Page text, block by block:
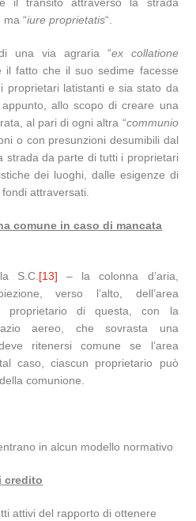
ma “iure proprietatis“.
una via agraria “ex collatione
il fatto che il suo sedime facesse
proprietari latistanti e sia stato da
allo scopo di creare una
al pari di ogni altra “communio
o con presunzioni desumibili dal
strada da parte di tutti i proprietari
dei luoghi, dalle esigenze di
attraversati.
comune in caso di mancata
S.C. [13] – la colonna d’aria,
verso l’alto, dell’area
proprietario di questa, con la
aereo, che sovrasta una
ritenersi comune se l’area
caso, ciascun proprietario può
comunione.
in alcun modello normativo
credito
attivi del rapporto di ottenere